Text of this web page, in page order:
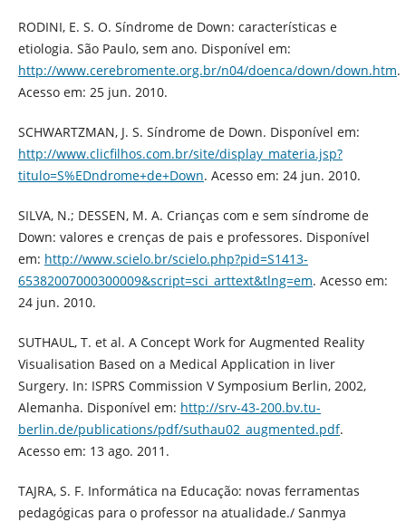
RODINI, E. S. O. Síndrome de Down: características e
etiologia. São Paulo, sem ano. Disponível em:
http://www.cerebromente.org.br/n04/doenca/down/down.htm.
Acesso em: 25 jun. 2010.
SCHWARTZMAN, J. S. Síndrome de Down. Disponível em:
http://www.clicfilhos.com.br/site/display_materia.jsp?
titulo=S%EDndrome+de+Down. Acesso em: 24 jun. 2010.
SILVA, N.; DESSEN, M. A. Crianças com e sem síndrome de
Down: valores e crenças de pais e professores. Disponível
em: http://www.scielo.br/scielo.php?pid=S1413-
65382007000300009&script=sci_arttext&tlng=em. Acesso em:
24 jun. 2010.
SUTHAUL, T. et al. A Concept Work for Augmented Reality
Visualisation Based on a Medical Application in liver
Surgery. In: ISPRS Commission V Symposium Berlin, 2002,
Alemanha. Disponível em: http://srv-43-200.bv.tu-
berlin.de/publications/pdf/suthau02_augmented.pdf.
Acesso em: 13 ago. 2011.
TAJRA, S. F. Informática na Educação: novas ferramentas
pedagógicas para o professor na atualidade./ Sanmya